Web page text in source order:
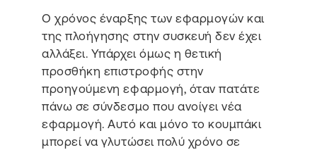
Ο χρόνος έναρξης των εφαρμογών και
της πλοήγησης στην συσκευή δεν έχει
αλλάξει. Υπάρχει όμως η θετική
προσθήκη επιστροφής στην
προηγούμενη εφαρμογή, όταν πατάτε
πάνω σε σύνδεσμο που ανοίγει νέα
εφαρμογή. Αυτό και μόνο το κουμπάκι
μπορεί να γλυτώσει πολύ χρόνο σε